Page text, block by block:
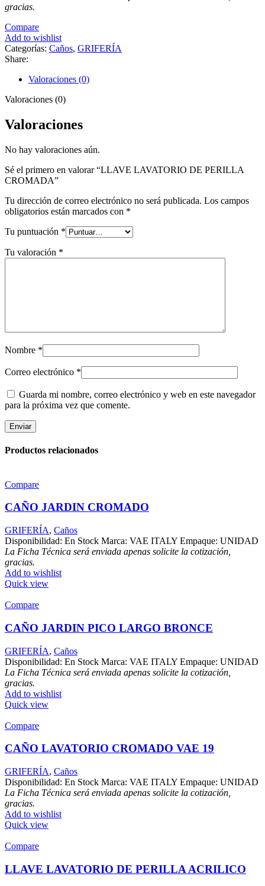
gracias.
Compare
Add to wishlist
Categorías: Caños, GRIFERÍA
Share:
Valoraciones (0)
Valoraciones (0)
Valoraciones
No hay valoraciones aún.
Sé el primero en valorar “LLAVE LAVATORIO DE PERILLA
CROMADA”
Tu dirección de correo electrónico no será publicada. Los campos
obligatorios están marcados con *
Tu puntuación *
Tu valoración *
Nombre *
Correo electrónico *
Guarda mi nombre, correo electrónico y web en este navegador
para la próxima vez que comente.
Productos relacionados
Compare
CAÑO JARDIN CROMADO
GRIFERÍA, Caños
Disponibilidad: En Stock Marca: VAE ITALY Empaque: UNIDAD
La Ficha Técnica será enviada apenas solicite la cotización,
gracias.
Add to wishlist
Quick view
Compare
CAÑO JARDIN PICO LARGO BRONCE
GRIFERÍA, Caños
Disponibilidad: En Stock Marca: VAE ITALY Empaque: UNIDAD
La Ficha Técnica será enviada apenas solicite la cotización,
gracias.
Add to wishlist
Quick view
Compare
CAÑO LAVATORIO CROMADO VAE 19
GRIFERÍA, Caños
Disponibilidad: En Stock Marca: VAE ITALY Empaque: UNIDAD
La Ficha Técnica será enviada apenas solicite la cotización,
gracias.
Add to wishlist
Quick view
Compare
LLAVE LAVATORIO DE PERILLA ACRILICO